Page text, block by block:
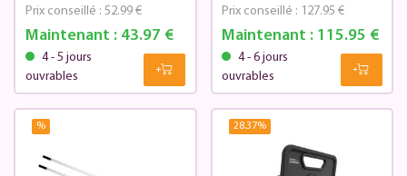
Maintenant :43.97 €
Prix conseillé : 52.99 €
4 - 5 jours
ouvrables
Maintenant : 115.95 €
Prix conseillé : 127.95 €
4 - 6 jours
ouvrables
% 28.37%